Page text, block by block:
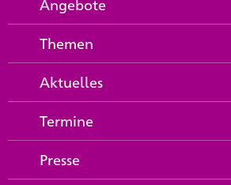
Angebote
Themen
Aktuelles
Termine
Presse